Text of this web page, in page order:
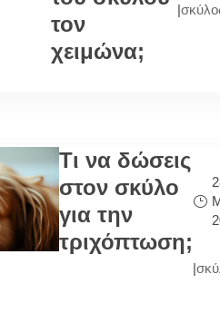
τον
χειμώνα;
|
Τι να δώσεις
στον σκύλο
για την
τριχόπτωση;
|